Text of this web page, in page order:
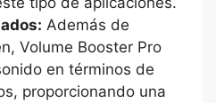
Además de
Volume Booster Pro
en términos de
proporcionando una